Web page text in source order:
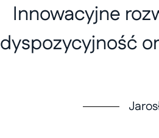
Innowacyjne
dyspozycyjność